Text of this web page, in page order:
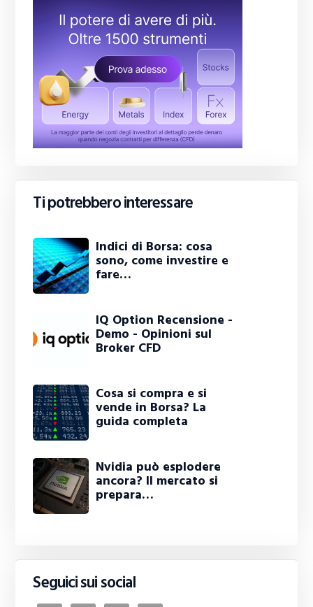
Ti potrebbero interessare
Indici di Borsa: cosa
sono, come investire e
fare…
IQ Option Recensione -
Demo - Opinioni sul
Broker CFD
Cosa si compra e si
vende in Borsa? La
guida completa
Nvidia può esplodere
ancora? Il mercato si
prepara…
Seguici sui social